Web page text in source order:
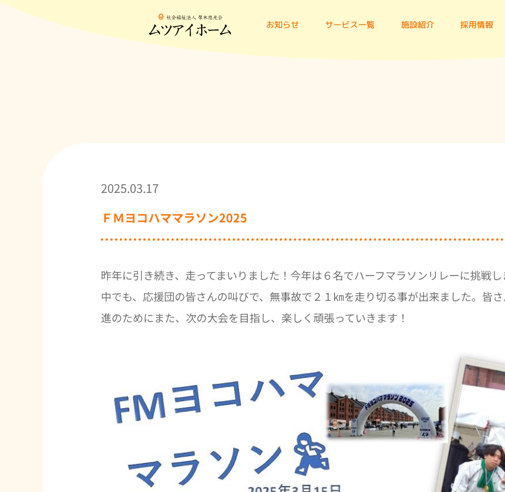
お知らせ サービス一覧 施設紹介 採用情報
2025.03.17
ＦＭヨコハママラソン2025
昨年に引き続き、走ってまいりました！今年は６名でハーフマラソンリレーに挑戦
中でも、応援団の皆さんの叫びで、無事故で２１㎞を走り切る事が出来ました。皆
進のためにまた、次の大会を目指し、楽しく頑張っていきます！